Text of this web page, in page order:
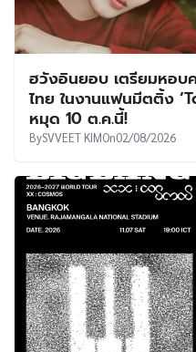
ฮวังอินยอบ เตรียมหอบ
ไทย ในงานแฟนมีตติ้ง
หมุด 10 ต.ค.นี้!
BySVVEET KIMOn02/08/2026